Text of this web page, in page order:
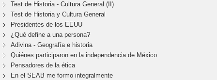
Test de Historia - Cultura General (II)
Test de Historia y Cultura General
Presidentes de los EEUU
¿Qué define a una persona?
Adivina - Geografía e historia
Quiénes participaron en la independencia de México
Pensadores de la ética
En el SEAB me formo integralmente